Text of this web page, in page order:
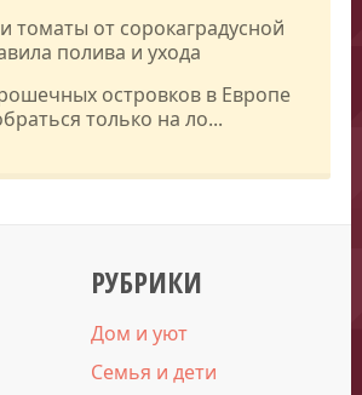
томаты от сорокаградусной
полива и ухода
островков в Европе
только на ло...
РУБРИКИ
Дом и уют
Семья и дети